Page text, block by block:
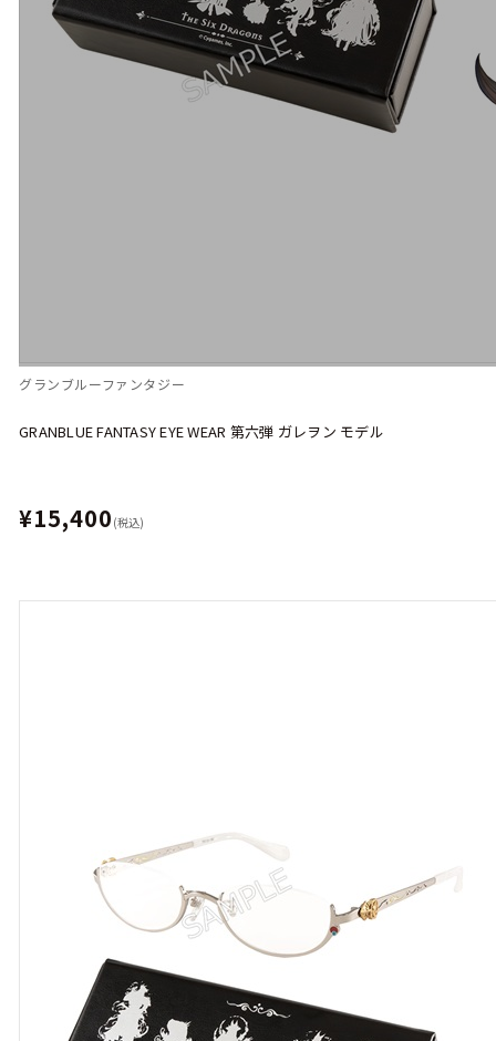
グランブルーファンタジー
GRANBLUE FANTASY EYE WEAR 第六弾 ガレヲン モデル
¥15,400 (税込)